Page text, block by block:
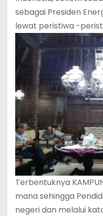
sebagai Presiden
lewat peristiwa -
Terbentuknya
mana sehingga
negeri dan melalui